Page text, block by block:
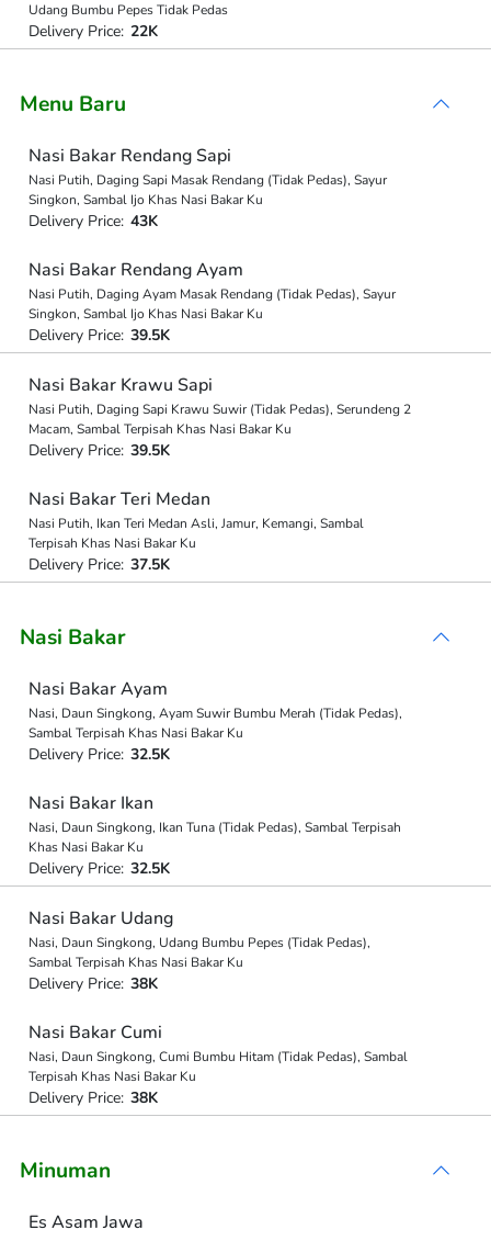
Udang Bumbu Pepes Tidak Pedas
Delivery Price: 22K
Menu Baru
Nasi Bakar Rendang Sapi
Nasi Putih, Daging Sapi Masak Rendang (Tidak Pedas), Sayur
Singkon, Sambal Ijo Khas Nasi Bakar Ku
Delivery Price: 43K
Nasi Bakar Rendang Ayam
Nasi Putih, Daging Ayam Masak Rendang (Tidak Pedas), Sayur
Singkon, Sambal Ijo Khas Nasi Bakar Ku
Delivery Price: 39.5K
Nasi Bakar Krawu Sapi
Nasi Putih, Daging Sapi Krawu Suwir (Tidak Pedas), Serundeng 2
Macam, Sambal Terpisah Khas Nasi Bakar Ku
Delivery Price: 39.5K
Nasi Bakar Teri Medan
Nasi Putih, Ikan Teri Medan Asli, Jamur, Kemangi, Sambal
Terpisah Khas Nasi Bakar Ku
Delivery Price: 37.5K
Nasi Bakar
Nasi Bakar Ayam
Nasi, Daun Singkong, Ayam Suwir Bumbu Merah (Tidak Pedas),
Sambal Terpisah Khas Nasi Bakar Ku
Delivery Price: 32.5K
Nasi Bakar Ikan
Nasi, Daun Singkong, Ikan Tuna (Tidak Pedas), Sambal Terpisah
Khas Nasi Bakar Ku
Delivery Price: 32.5K
Nasi Bakar Udang
Nasi, Daun Singkong, Udang Bumbu Pepes (Tidak Pedas),
Sambal Terpisah Khas Nasi Bakar Ku
Delivery Price: 38K
Nasi Bakar Cumi
Nasi, Daun Singkong, Cumi Bumbu Hitam (Tidak Pedas), Sambal
Terpisah Khas Nasi Bakar Ku
Delivery Price: 38K
Minuman
Es Asam Jawa